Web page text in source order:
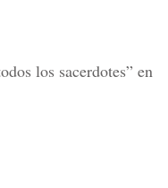
los sacerdotes” en